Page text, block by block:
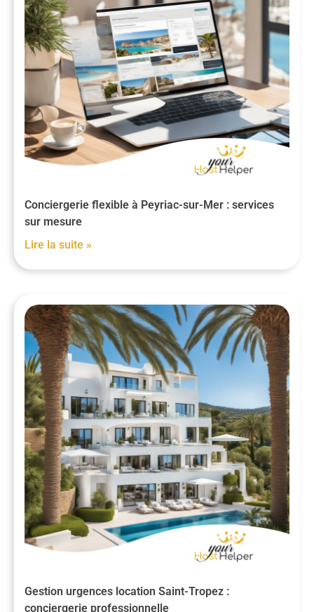
Conciergerie flexible à Peyriac-sur-Mer : services
sur mesure
Lire la suite »
Gestion urgences location Saint-Tropez :
conciergerie professionnelle